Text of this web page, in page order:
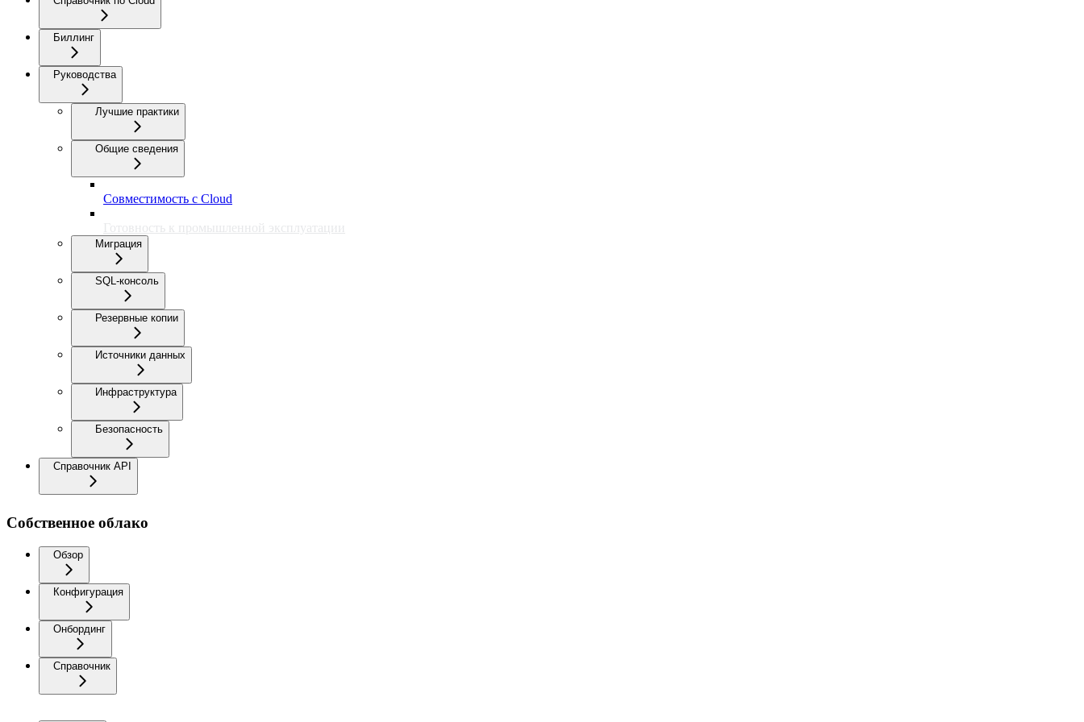
Биллинг
Руководства
Лучшие практики
Общие сведения
Совместимость с Cloud
Готовность к промышленной эксплуатации
Миграция
SQL-консоль
Резервные копии
Источники данных
Инфраструктура
Безопасность
Справочник API
Собственное облако
Обзор
Конфигурация
Онбординг
Справочник